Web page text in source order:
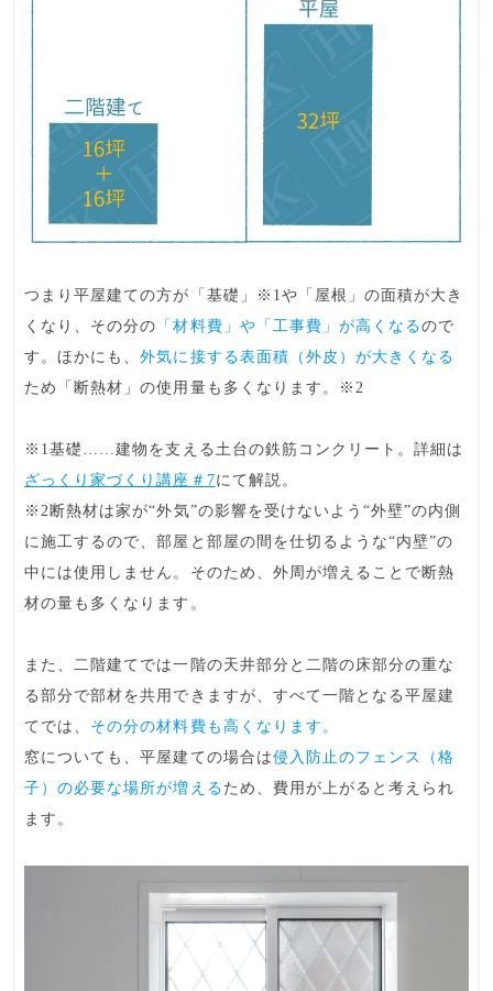
つまり平屋建ての方が「基礎」※1や「屋根」の面積が大き
くなり、その分の 「材料費」や「工事費」が高くなるので
す。ほかにも、外気に接する表面積（外皮）が大きくなる
ため
「断熱材」の使用量 も多くなります。※2
※1基礎……建物を支える土台の鉄筋コンクリート。詳細は
ざっくり家づくり講座＃7にて解説。
※2断熱材は家が“外気”の影響を受けないよう“外壁”の内側
に施工するので、部屋と部屋の間を仕切るような“内壁”の
中には使用しません。そのため、外周が増えることで断熱
材の量も多くなります。
また、二階建てでは一階の天井部分と二階の床部分の重な
る部分で部材を共用できますが、すべて一階となる平屋建
てでは、 その分の材料費も高くなります。
窓についても、平屋建ての場合は侵入防止のフェンス（格
子）の必要な場所が増える ため、 費用が上がる と考えられ
ます。